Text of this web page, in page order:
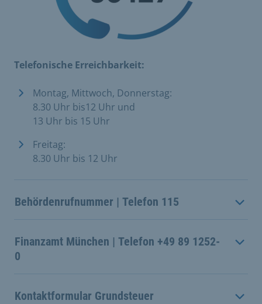
Telefonische Erreichbarkeit:
Montag, Mittwoch, Donnerstag:
8.30 Uhr bis12 Uhr und
13 Uhr bis 15 Uhr
Freitag:
8.30 Uhr bis 12 Uhr
Behördenrufnummer | Telefon 115
Finanzamt München | Telefon +49 89 1252-
0
Kontaktformular Grundsteuer